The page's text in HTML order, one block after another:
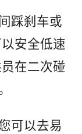
踩刹车或
安全低速
在二次碰
可以去易